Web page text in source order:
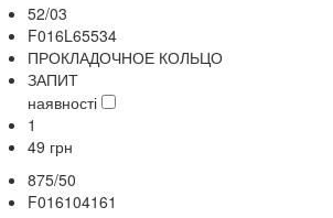
52/03
F016L65534
ПРОКЛАДОЧНОЕ КОЛЬЦО
ЗАПИТ
наявності
1
49 грн
875/50
F016104161